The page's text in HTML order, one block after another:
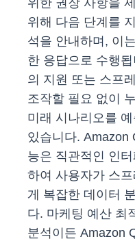
위한 권장 사항을
위해 다음 단계를
석을 안내하며, 이
한 응답으로 수행
의 지원 또는 스프
조작할 필요 없이
미래 시나리오를
있습니다. Amazon
능은 직관적인 인
하여 사용자가 스
게 복잡한 데이터
다. 마케팅 예산 최
분석이든 Amazon